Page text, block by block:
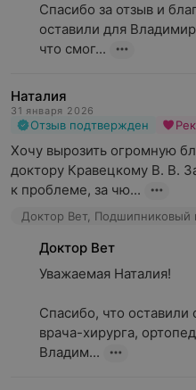
Спасибо за отзыв и
оставили для
что смог...
Наталия
31 января 2026
Отзыв подтвержден
Хочу вырозить огромную
доктору Кравецкому В. В.
к проблеме, за чю...
Доктор Вет, Подшипниковый
Доктор Вет
Уважаемая Наталия!
Спасибо, что оставили
врача-хирурга,
Владим...